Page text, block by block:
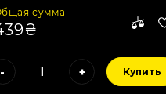
сумма
- + Купить